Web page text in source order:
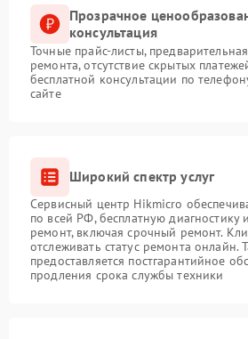
Прозрачное
консультация
Точные прайс-листы,
ремонта, отсутствие скрытых
бесплатной консультации по
сайте
Широкий спектр услуг
Сервисный центр Hikmicro
по всей РФ, бесплатную диагностику
ремонт, включая срочный ремонт.
отслеживать статус ремонта онлайн.
предоставляется постгарантийное
продления срока службы техники